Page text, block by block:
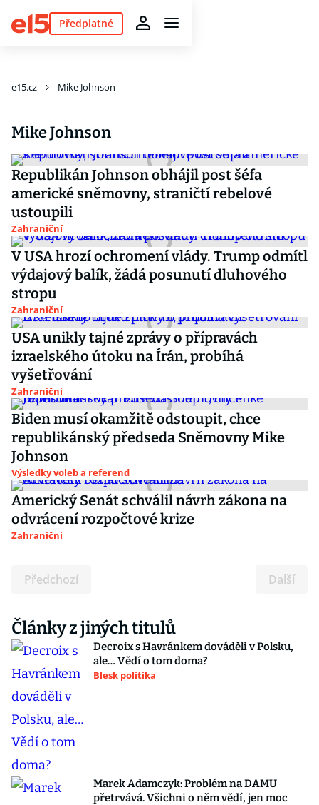
Předplatné
e15.cz Mike Johnson
Mike Johnson
Republikán Johnson obhájil post šéfa
americké sněmovny, straničtí rebelové
ustoupili
Zahraniční
V USA hrozí ochromení vlády. Trump odmítl
výdajový balík, žádá posunutí dluhového
stropu
Zahraniční
USA unikly tajné zprávy o přípravách
izraelského útoku na Írán, probíhá
vyšetřování
Zahraniční
Biden musí okamžitě odstoupit, chce
republikánský předseda Sněmovny Mike
Johnson
Výsledky voleb a referend
Americký Senát schválil návrh zákona na
odvrácení rozpočtové krize
Zahraniční
Předchozí Další
Články z jiných titulů
Decroix s Havránkem dováděli v Polsku,
ale… Vědí o tom doma?
Blesk politika
Marek Adamczyk: Problém na DAMU
přetrvává. Všichni o něm vědí, jen moc